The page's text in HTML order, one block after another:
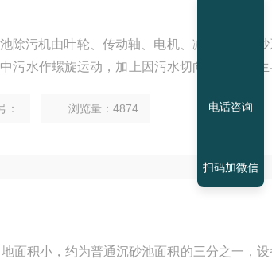
除污机由叶轮、传动轴、电机、减速器和吸
污水作螺旋运动，加上因污水切向进入，产
在砂粒上的有机物以及重度小的物质将随污
： 浏览量：4874 电话咨询
扫码加微信